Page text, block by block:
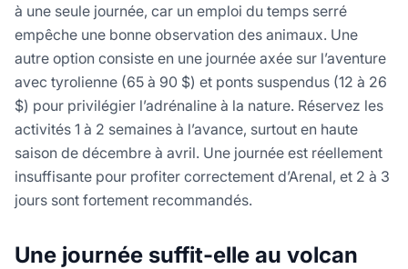
à une seule journée, car un emploi du temps serré
empêche une bonne observation des animaux. Une
autre option consiste en une journée axée sur l’aventure
avec tyrolienne (65 à 90 $) et ponts suspendus (12 à 26
$) pour privilégier l’adrénaline à la nature. Réservez les
activités 1 à 2 semaines à l’avance, surtout en haute
saison de décembre à avril. Une journée est réellement
insuffisante pour profiter correctement d’Arenal, et 2 à 3
jours sont fortement recommandés.
Une journée suffit-elle au volcan